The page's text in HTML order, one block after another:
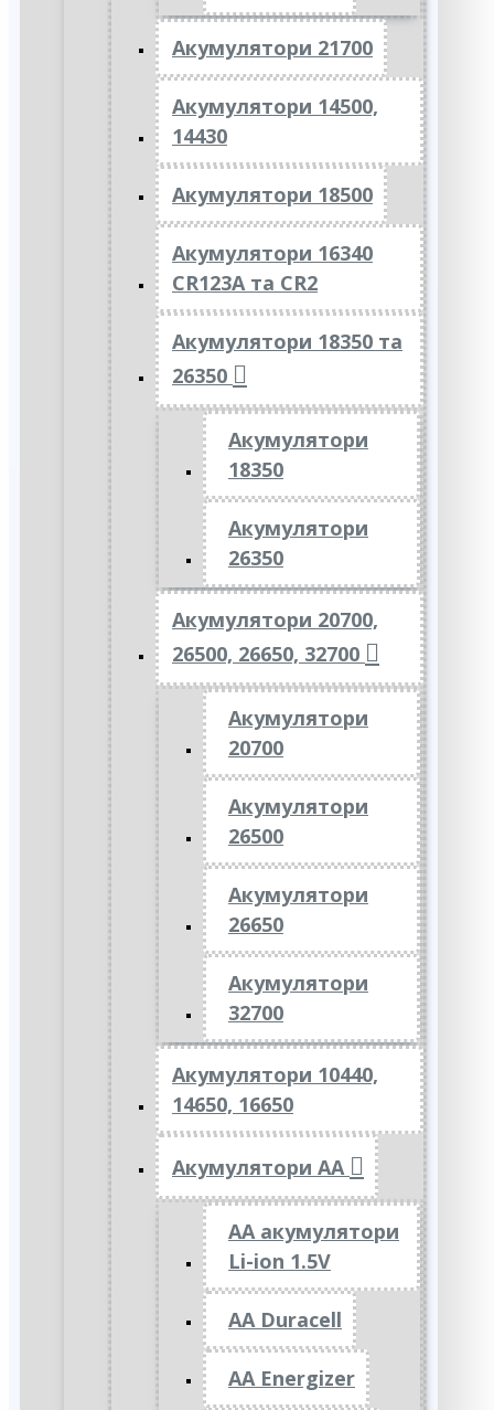
Акумулятори 21700
Акумулятори 14500,
14430
Акумулятори 18500
Акумулятори 16340
CR123A та CR2
Акумулятори 18350 та
26350
Акумулятори
18350
Акумулятори
26350
Акумулятори 20700,
26500, 26650, 32700
Акумулятори
20700
Акумулятори
26500
Акумулятори
26650
Акумулятори
32700
Акумулятори 10440,
14650, 16650
Акумулятори АА
AA акумулятори
Li-ion 1.5V
AA Duracell
AA Energizer